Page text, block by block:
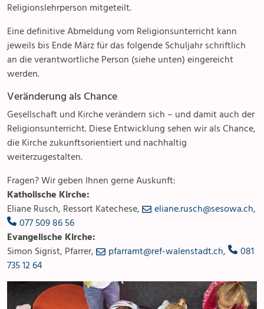
Religionslehrperson mitgeteilt.
Eine definitive Abmeldung vom Religionsunterricht kann
jeweils bis Ende März für das folgende Schuljahr schriftlich
an die verantwortliche Person (siehe unten) eingereicht
werden.
Veränderung als Chance
Gesellschaft und Kirche verändern sich – und damit auch der
Religionsunterricht. Diese Entwicklung sehen wir als Chance,
die Kirche zukunftsorientiert und nachhaltig
weiterzugestalten.
Fragen? Wir geben Ihnen gerne Auskunft:
Katholische Kirche:
Eliane Rusch, Ressort Katechese,
eliane.rusch@sesowa.ch,
077 509 86 56
Evangelische Kirche:
Simon Sigrist, Pfarrer,
pfarramt@ref-walenstadt.ch,
081
735 12 64